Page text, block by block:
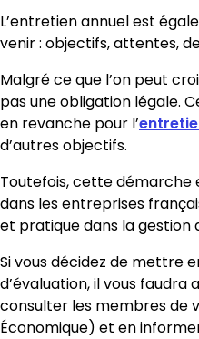
L’entretien annuel est
venir : objectifs, attentes,
Malgré ce que l’on peut
pas une obligation légale.
en revanche pour l’
d’autres objectifs.
Toutefois, cette
dans les entreprises
et pratique dans la gestion
Si vous décidez de mettre
d’évaluation, il vous
consulter les membres de
Économique) et en